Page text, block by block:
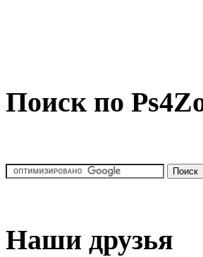
Поиск по
Наши друзья